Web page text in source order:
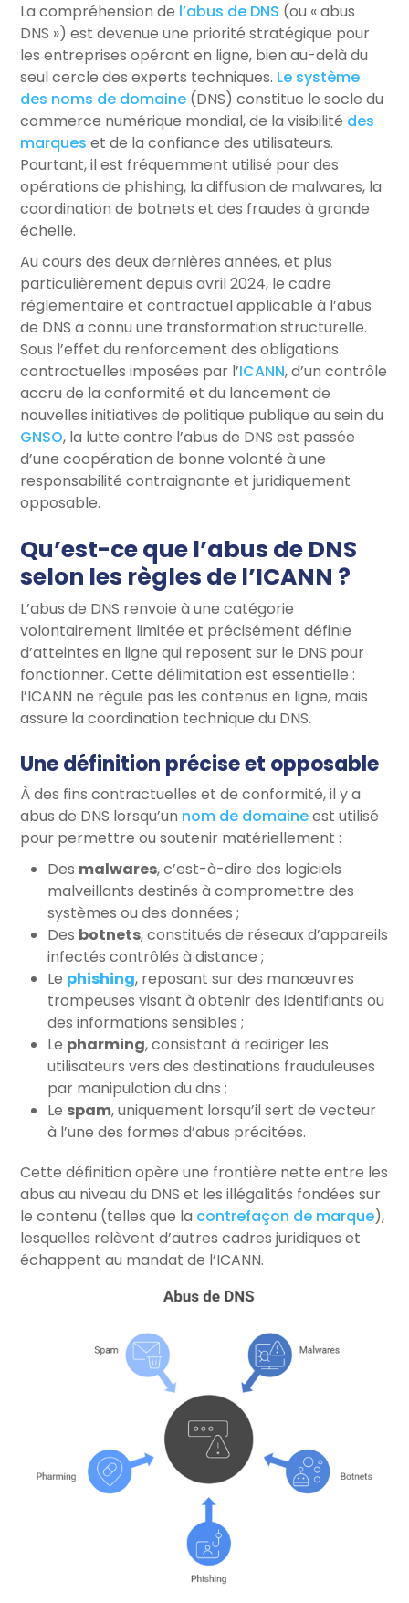
La compréhension de l’abus de DNS (ou « abus
DNS ») est devenue une priorité stratégique pour
les entreprises opérant en ligne, bien au-delà du
seul cercle des experts techniques. Le système
des noms de domaine (DNS) constitue le socle du
commerce numérique mondial, de la visibilité des
marques et de la confiance des utilisateurs.
Pourtant, il est fréquemment utilisé pour des
opérations de phishing, la diffusion de malwares, la
coordination de botnets et des fraudes à grande
échelle.
Au cours des deux dernières années, et plus
particulièrement depuis avril 2024, le cadre
réglementaire et contractuel applicable à l’abus
de DNS a connu une transformation structurelle.
Sous l’effet du renforcement des obligations
contractuelles imposées par l’ICANN, d’un contrôle
accru de la conformité et du lancement de
nouvelles initiatives de politique publique au sein du
GNSO, la lutte contre l’abus de DNS est passée
d’une coopération de bonne volonté à une
responsabilité contraignante et juridiquement
opposable.
Qu’est-ce que l’abus de DNS
selon les règles de l’ICANN ?
L’abus de DNS renvoie à une catégorie
volontairement limitée et précisément définie
d’atteintes en ligne qui reposent sur le DNS pour
fonctionner. Cette délimitation est essentielle :
l’ICANN ne régule pas les contenus en ligne, mais
assure la coordination technique du DNS.
Une définition précise et opposable
À des fins contractuelles et de conformité, il y a
abus de DNS lorsqu’un nom de domaineest utilisé
pour permettre ou soutenir matériellement :
Des malwares, c’est-à-dire des logiciels
malveillants destinés à compromettre des
systèmes ou des données ;
Des botnets, constitués de réseaux d’appareils
infectés contrôlés à distance ;
Le phishing, reposant sur des manœuvres
trompeuses visant à obtenir des identifiants ou
des informations sensibles ;
Le pharming, consistant à rediriger les
utilisateurs vers des destinations frauduleuses
par manipulation du dns ;
Le spam, uniquement lorsqu’il sert de vecteur
à l’une des formes d’abus précitées.
Cette définition opère une frontière nette entre les
abus au niveau du DNS et les illégalités fondées sur
le contenu (telles que la contrefaçon de marque),
lesquelles relèvent d’autres cadres juridiques et
échappent au mandat de l’ICANN.